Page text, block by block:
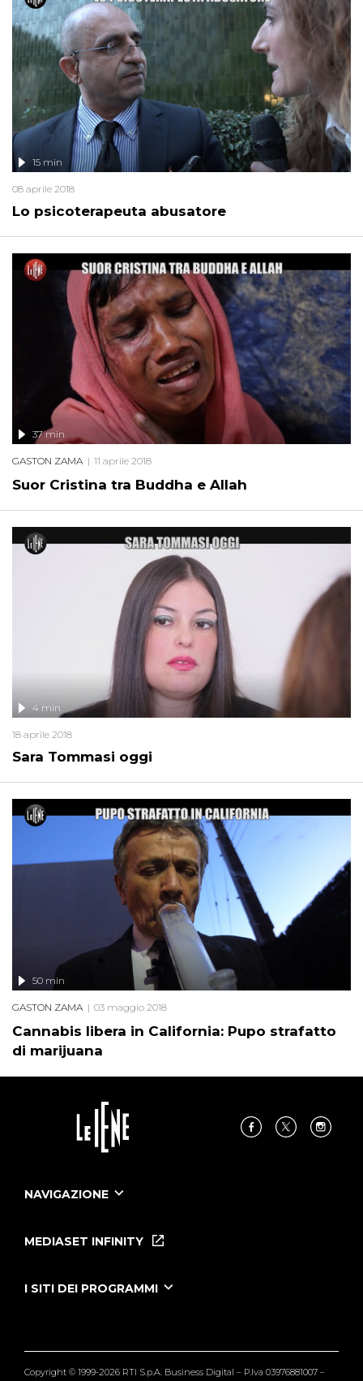
Lo psicoterapeuta abusatore
15 min
08 aprile 2018
Suor Cristina tra Buddha e Allah
GASTON ZAMA
37 min
11 aprile 2018
Sara Tommasi oggi
4 min
18 aprile 2018
Cannabis libera in California: Pupo strafatto
di marijuana
GASTON ZAMA
50 min
03 maggio 2018
NAVIGAZIONE
Le Iene Presentano Inside
Tutti i servizi
MEDIASET INFINITY
I SITI DEI PROGRAMMI
Copyright © 1999-2026 RTI S.p.A. Business Digital – P.Iva 03976881007 –